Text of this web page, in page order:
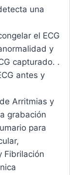
una
el ECG
y
capturado. .
antes y
Arritmias y
grabación
para
Fibrilación